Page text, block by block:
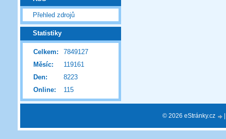
Přehled zdrojů
Statistiky
Online: 115
Celkem:
7849127
Měsíc:
119161
Den:
8223
© 2026 eStránky.cz